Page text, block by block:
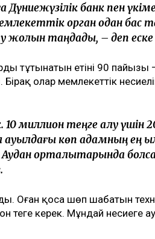
банк пен
орган одан бас
жолын таңдады, – деп
тұтынатын етінің 90
олар мемлекеттік
10 миллион теңге алу үшін
ауылдағы көп адамның ең
орталықтарында болса,
Оған қоса шөп шабатын
керек. Мұндай несиеге